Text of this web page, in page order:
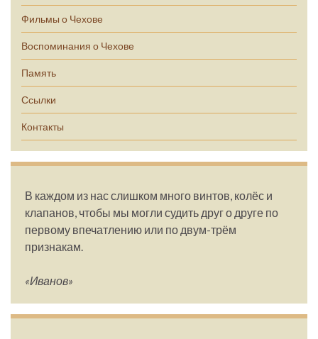
Фильмы о Чехове
Воспоминания о Чехове
Память
Ссылки
Контакты
В каждом из нас слишком много винтов, колёс и
клапанов, чтобы мы могли судить друг о друге по
первому впечатлению или по двум-трём
признакам.
«Иванов»